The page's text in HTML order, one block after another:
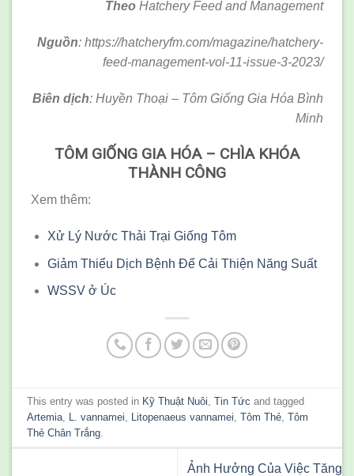
Theo Hatchery Feed and Management
Nguồn: https://hatcheryfm.com/magazine/hatchery-
feed-management-vol-11-issue-3-2023/
Biên dịch: Huyền Thoại – Tôm Giống Gia Hóa Bình
Minh
TÔM GIỐNG GIA HÓA – CHÌA KHÓA
THÀNH CÔNG
Xem thêm:
Xử Lý Nước Thải Trại Giống Tôm
Giảm Thiểu Dịch Bệnh Để Cải Thiện Năng Suất
WSSV ở Úc
This entry was posted in Kỹ Thuật Nuôi ,Tin Tức and tagged
Artemia
L. vannamei Litopenaeus vannamei ,Tôm Thẻ ,Tôm
Thẻ Chân Trắng
Ảnh Hưởng Của Việc Tăng